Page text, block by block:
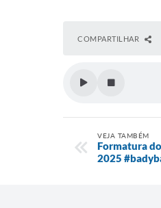
COMPARTILHAR
VEJA TAMBÉM
Formatura
2025